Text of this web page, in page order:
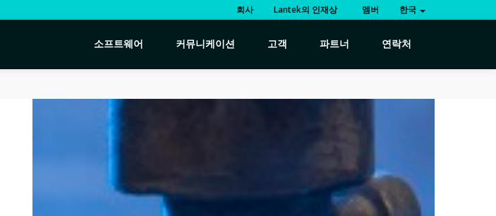
회사 Lantek의 인재상 멤버 한국
소프트웨어 커뮤니케이션 고객 파트너 연락처